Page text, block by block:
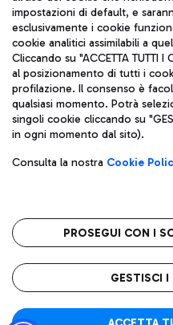
Pizza
Gelateria
Wine Bar & Sparkling
Autobus
Scopri le linee di autobus
Leonardo Da Vinci.
Raggiungi l’aeroporto
Ristoranti
Scopri la nostra offerta per
Mappa Aeroporto Fiumicino
Aeroporti di Roma S.p.A. -
coordinamento di Mundys
Codice fiscale e Registro delle
IVA 06572251004
Capitale sociale 62.224.743,00
Sede legale: Via Pier Paolo
telefono +39 06 65951
Privacy policy
impostazioni di default, e
esclusivamente i cookie
cookie analitici assimilabili a
Cliccando su "ACCETTA TUTTI
al posizionamento di tutti i
profilazione. Il consenso è
qualsiasi momento. Potrà
singoli cookie cliccando su
in ogni momento dal sito).
Consulta la nostra Cookie
PROSEGUI CON I
GESTISCI